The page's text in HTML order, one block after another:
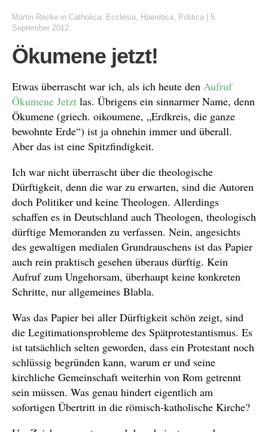
Martin Recke in Catholica, Ecclesia, Haeretica, Politica
5.
September 2012
Ökumene jetzt!
Etwas überrascht war ich, als ich heute den Aufruf
Ökumene Jetzt las. Übrigens ein sinnarmer Name, denn
Ökumene (griech. oikoumene, „Erdkreis, die ganze
bewohnte Erde“) ist ja ohnehin immer und überall.
Aber das ist eine Spitzfindigkeit.
Ich war nicht überrascht über die theologische
Dürftigkeit, denn die war zu erwarten, sind die Autoren
doch Politiker und keine Theologen. Allerdings
schaffen es in Deutschland auch Theologen, theologisch
dürftige Memoranden zu verfassen. Nein, angesichts
des gewaltigen medialen Grundrauschens ist das Papier
auch rein praktisch gesehen überaus dürftig. Kein
Aufruf zum Ungehorsam, überhaupt keine konkreten
Schritte, nur allgemeines Blabla.
Was das Papier bei aller Dürftigkeit schön zeigt, sind
die Legitimationsprobleme des Spätprotestantismus. Es
ist tatsächlich selten geworden, dass ein Protestant noch
schlüssig begründen kann, warum er und seine
kirchliche Gemeinschaft weiterhin von Rom getrennt
sein müssen. Was genau hindert eigentlich am
sofortigen Übertritt in die römisch-katholische Kirche?